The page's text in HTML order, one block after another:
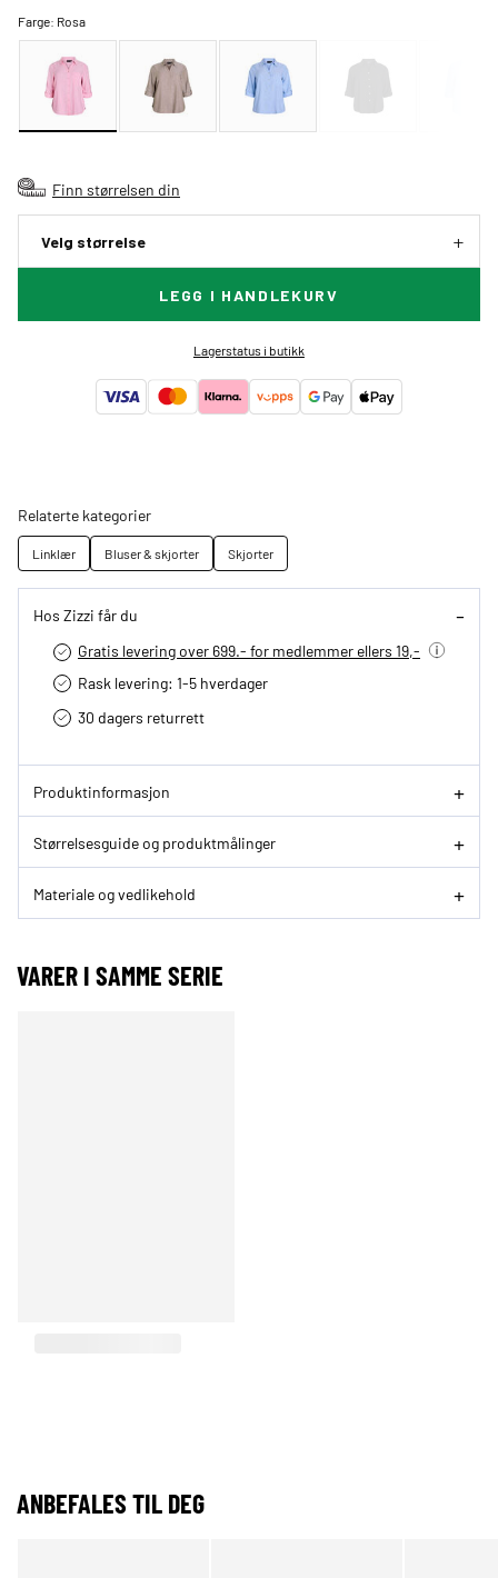
Farge: Rosa
Finn størrelsen din
Velg størrelse
LEGG I HANDLEKURV
Lagerstatus i butikk
Relaterte kategorier
Linklær Bluser & skjorter Skjorter
Hos Zizzi får du
Gratis levering over 699.- for medlemmer ellers 19,-
Rask levering: 1-5 hverdager
30 dagers returrett
Produktinformasjon
Størrelsesguide og produktmålinger
Materiale og vedlikehold
VARER I SAMME SERIE
ANBEFALES TIL DEG